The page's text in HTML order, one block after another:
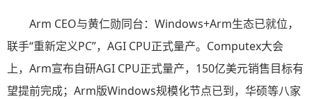
Arm CEO与黄仁勋同台：Windows+Arm生态已就位，
联手“重新定义PC”，AGI CPU正式量产。Computex大会
上，Arm宣布自研AGI CPU正式量产，150亿美元销售目标有
望提前完成；Arm版Windows规模化节点已到，华硕等八家